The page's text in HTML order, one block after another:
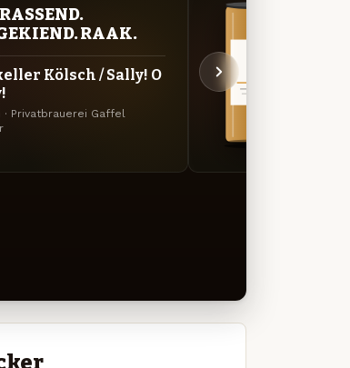
RAAK.
Kölsch / Sally! O
· Privatbrauerei Gaffel